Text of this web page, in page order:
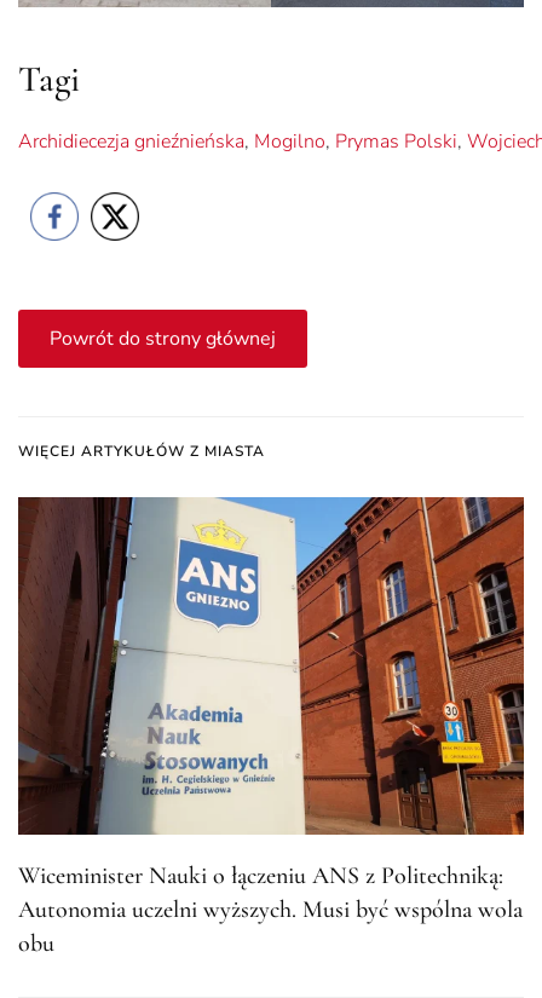
Tagi
Archidiecezja gnieźnieńska, Mogilno, Prymas Polski,
Powrót do strony głównej
WIĘCEJ ARTYKUŁÓW Z MIASTA
Wiceminister Nauki o łączeniu ANS z Politechniką:
Autonomia uczelni wyższych. Musi być wspólna wola
obu